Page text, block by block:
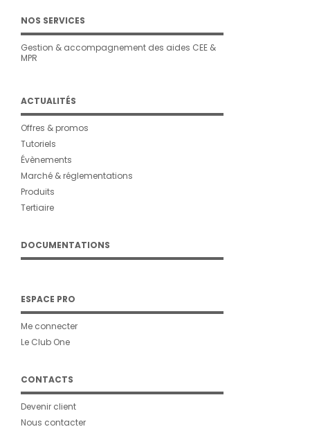
NOS SERVICES
Gestion & accompagnement des aides CEE &
MPR
ACTUALITÉS
Offres & promos
Tutoriels
Évènements
Marché & réglementations
Produits
Tertiaire
DOCUMENTATIONS
ESPACE PRO
Me connecter
Le Club One
CONTACTS
Devenir client
Nous contacter